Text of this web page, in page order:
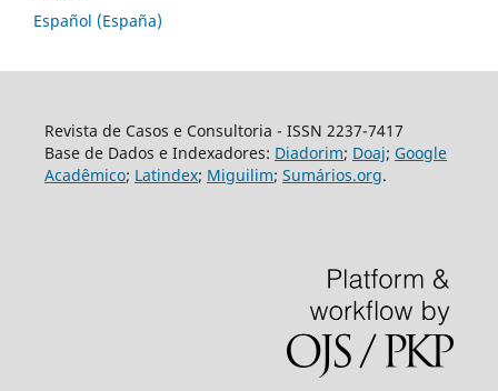
Español (España)
Revista de Casos e Consultoria - ISSN 2237-7417
Base de Dados e Indexadores: Diadorim; Doaj; Google
Acadêmico; Latindex; Miguilim; Sumários.org.